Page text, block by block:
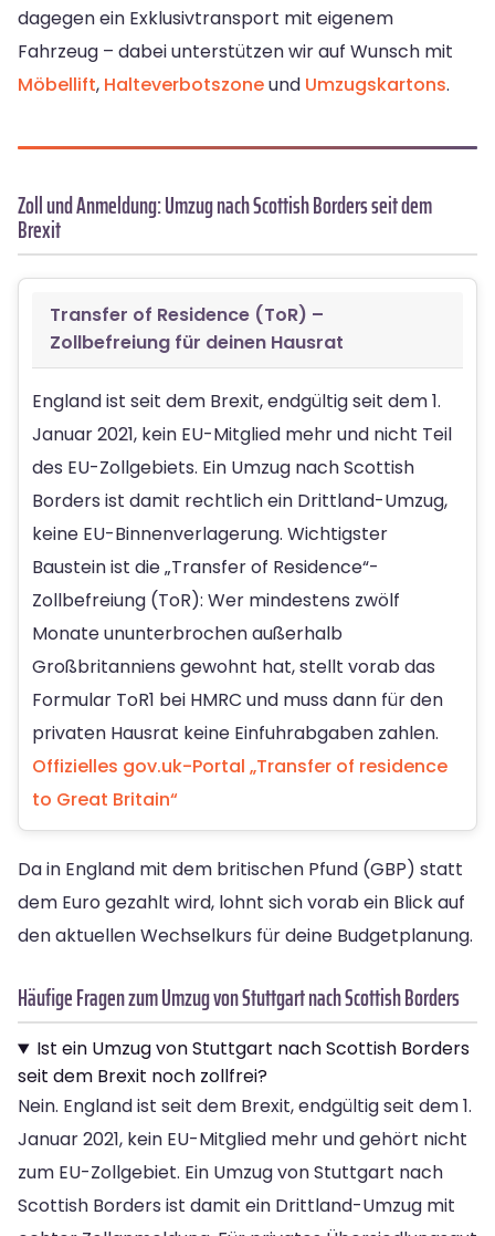
dagegen ein Exklusivtransport mit eigenem
Fahrzeug – dabei unterstützen wir auf Wunsch mit
Möbellift, Halteverbotszoneund Umzugskartons.
Zoll und Anmeldung: Umzug nach Scottish Borders seit dem
Brexit
Transfer of Residence (ToR) –
Zollbefreiung für deinen Hausrat
England ist seit dem Brexit, endgültig seit dem 1.
Januar 2021, kein EU-Mitglied mehr und nicht Teil
des EU-Zollgebiets. Ein Umzug nach Scottish
Borders ist damit rechtlich ein Drittland-Umzug,
keine EU-Binnenverlagerung. Wichtigster
Baustein ist die „Transfer of Residence“-
Zollbefreiung (ToR): Wer mindestens zwölf
Monate ununterbrochen außerhalb
Großbritanniens gewohnt hat, stellt vorab das
Formular ToR1 bei HMRC und muss dann für den
privaten Hausrat keine Einfuhrabgaben zahlen.
Offizielles gov.uk-Portal „Transfer of residence
to Great Britain“
Da in England mit dem britischen Pfund (GBP) statt
dem Euro gezahlt wird, lohnt sich vorab ein Blick auf
den aktuellen Wechselkurs für deine Budgetplanung.
Häufige Fragen zum Umzug von Stuttgart nach Scottish Borders
Ist ein Umzug von Stuttgart nach Scottish Borders
seit dem Brexit noch zollfrei?
Nein. England ist seit dem Brexit, endgültig seit dem 1.
Januar 2021, kein EU-Mitglied mehr und gehört nicht
zum EU-Zollgebiet. Ein Umzug von Stuttgart nach
Scottish Borders ist damit ein Drittland-Umzug mit